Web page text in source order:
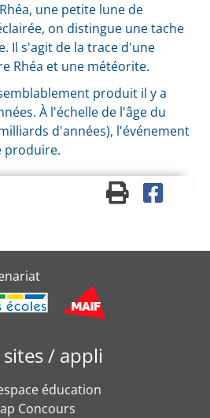
une petite lune de
on distingue une tache
Il s'agit de la trace d'une
Rhéa et une météorite.
produit il y a
À l'échelle de l'âge du
d'années), l'événement
produire.
sites / appli
éducation
Concours